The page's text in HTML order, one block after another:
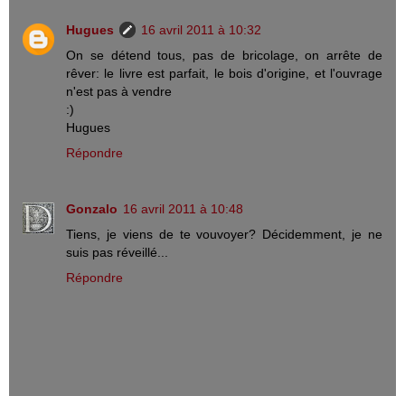
Hugues
16 avril 2011 à 10:32
On se détend tous, pas de bricolage, on arrête de
rêver: le livre est parfait, le bois d'origine, et l'ouvrage
n'est pas à vendre
:)
Hugues
Répondre
Gonzalo 16 avril 2011 à 10:48
Tiens, je viens de te vouvoyer? Décidemment, je ne
suis pas réveillé...
Répondre